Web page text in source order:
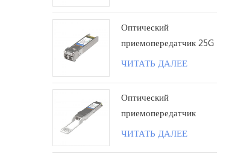
Оптический
приемопередатчик 25G
SFP28 ZR 1310 нм 80
ЧИТАТЬ ДАЛЕЕ
Оптический
приемопередатчик
100G QSFP28 ZR4
ЧИТАТЬ ДАЛЕЕ